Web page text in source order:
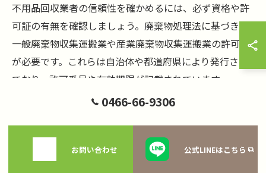
不用品回収業者の信頼性を確かめるには、必ず資格や許
可証の有無を確認しましょう。廃棄物処理法に基づき、
一般廃棄物収集運搬業や産業廃棄物収集運搬業の許可証
が必要です。これらは自治体や都道府県により発行され
ており、許可番号や有効期限が記載されています。
確認方法としては、業者のホームページや店頭で許可証
的です。許可証がない場合や情報が不明瞭な場合は利用
を控えましょう。教科書やノートなどの事業ごみを正し
0466-66-9306
お問い合わせ 公式LINEはこちら